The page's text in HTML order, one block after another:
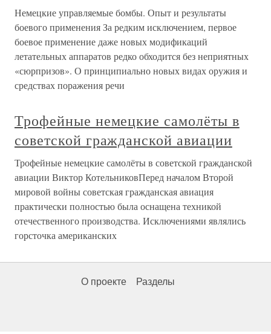
Немецкие управляемые бомбы. Опыт и результаты
боевого применения За редким исключением, первое
боевое применение даже новых модификаций
летательных аппаратов редко обходится без неприятных
«сюрпризов». О принципиально новых видах оружия и
средствах поражения речи
Трофейные немецкие самолёты в
советской гражданской авиации
Трофейные немецкие самолёты в советской гражданской
авиации Виктор КотельниковПеред началом Второй
мировой войны советская гражданская авиация
практически полностью была оснащена техникой
отечественного производства. Исключениями являлись
горсточка американских
О проекте Разделы